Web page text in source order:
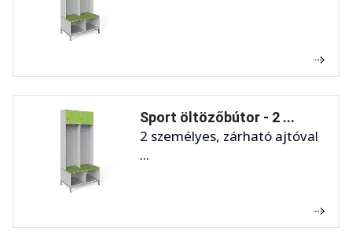
Sport öltözőbútor - 2 ...
2 személyes, zárható ajtóval
...